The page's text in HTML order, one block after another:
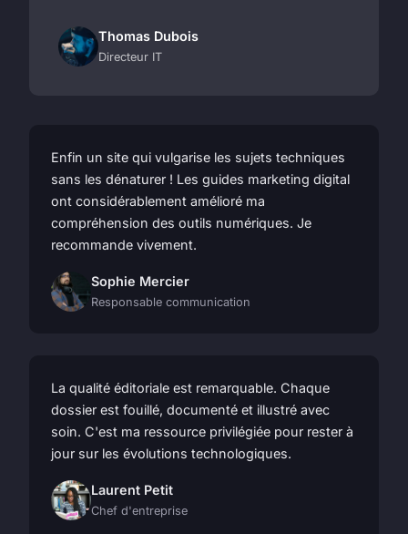
Thomas Dubois
Directeur IT
Enfin un site qui vulgarise les sujets techniques
sans les dénaturer ! Les guides marketing digital
ont considérablement amélioré ma
compréhension des outils numériques. Je
recommande vivement.
Sophie Mercier
Responsable communication
La qualité éditoriale est remarquable. Chaque
dossier est fouillé, documenté et illustré avec
soin. C'est ma ressource privilégiée pour rester à
jour sur les évolutions technologiques.
Laurent Petit
Chef d'entreprise